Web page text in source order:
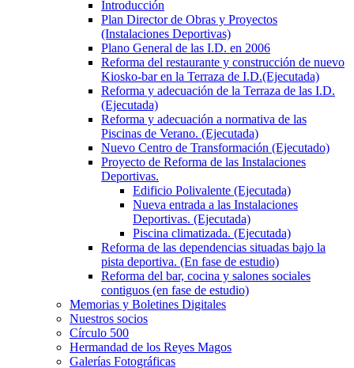
Introducción
Plan Director de Obras y Proyectos
(Instalaciones Deportivas)
Plano General de las I.D. en 2006
Reforma del restaurante y construcción de nuevo
Kiosko-bar en la Terraza de I.D.(Ejecutada)
Reforma y adecuación de la Terraza de las I.D.
(Ejecutada)
Reforma y adecuación a normativa de las
Piscinas de Verano. (Ejecutada)
Nuevo Centro de Transformación (Ejecutado)
Proyecto de Reforma de las Instalaciones
Deportivas.
Edificio Polivalente (Ejecutada)
Nueva entrada a las Instalaciones
Deportivas. (Ejecutada)
Piscina climatizada. (Ejecutada)
Reforma de las dependencias situadas bajo la
pista deportiva. (En fase de estudio)
Reforma del bar, cocina y salones sociales
contiguos (en fase de estudio)
Memorias y Boletines Digitales
Nuestros socios
Círculo 500
Hermandad de los Reyes Magos
Galerías Fotográficas